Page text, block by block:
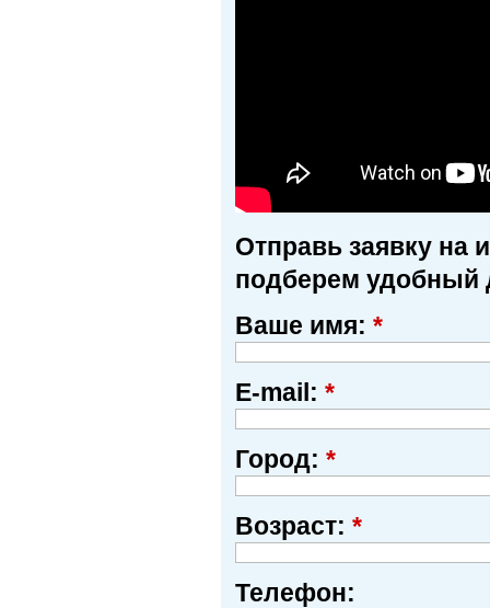
Отправь заявку на
подберем удобный
Ваше имя: *
E-mail: *
Город: *
Возраст: *
Телефон: